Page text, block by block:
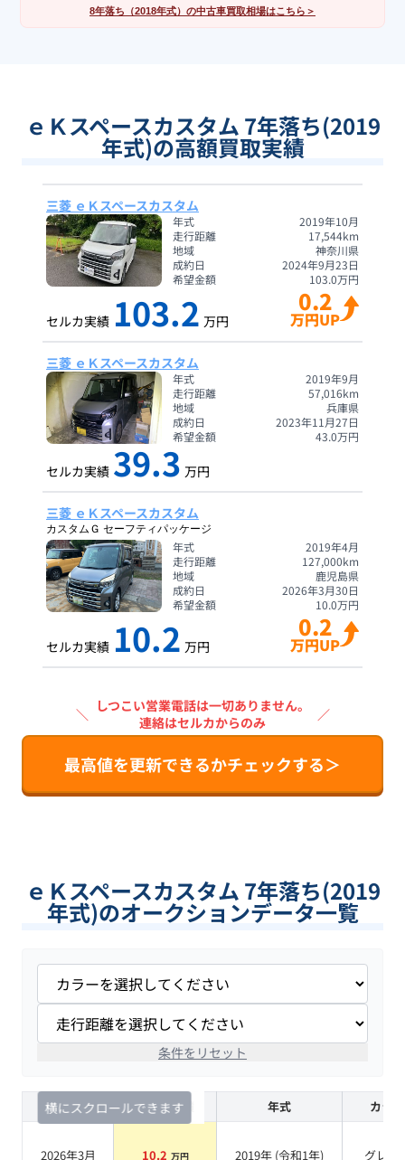
8年落ち（2018年式）の中古車買取相場はこちら＞
ｅＫスペースカスタム 7年落ち(2019
年式)の高額買取実績
三菱 ｅＫスペースカスタム
年式
2019年10月
走行距離
17,544km
地域
神奈川県
成約日
2024年9月23日
希望金額
103.0万円
セルカ実績 103.2 万円
0.2
万円UP
三菱 ｅＫスペースカスタム
年式
2019年9月
走行距離
57,016km
地域
兵庫県
成約日
2023年11月27日
希望金額
43.0万円
セルカ実績 39.3 万円
三菱 ｅＫスペースカスタム
カスタムＧ セーフティパッケージ
年式
2019年4月
走行距離
127,000km
地域
鹿児島県
成約日
2026年3月30日
希望金額
10.0万円
セルカ実績 10.2 万円
0.2
万円UP
＼ しつこい営業電話は一切ありません。
連絡はセルカからのみ
／
最高値を更新できるかチェックする＞
ｅＫスペースカスタム 7年落ち(2019
年式)のオークションデータ一覧
条件をリセット
横にスクロールできます
査定時期 セルカ実績 年式 カラー
2026年3月 10.2 万円 2019年 (令和1年) グレー